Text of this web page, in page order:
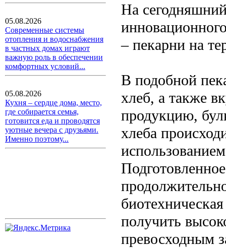
05.08.2026
Современные системы
отопления и водоснабжения
в частных домах играют
важную роль в обеспечении
комфортных условий...
05.08.2026
Кухня – сердце дома, место,
где собирается семья,
готовится еда и проводятся
уютные вечера с друзьями.
Именно поэтому...
На
– пекарни на
В подобной
хлеб, а также
продукцию,
хлеба
получить
превосходным